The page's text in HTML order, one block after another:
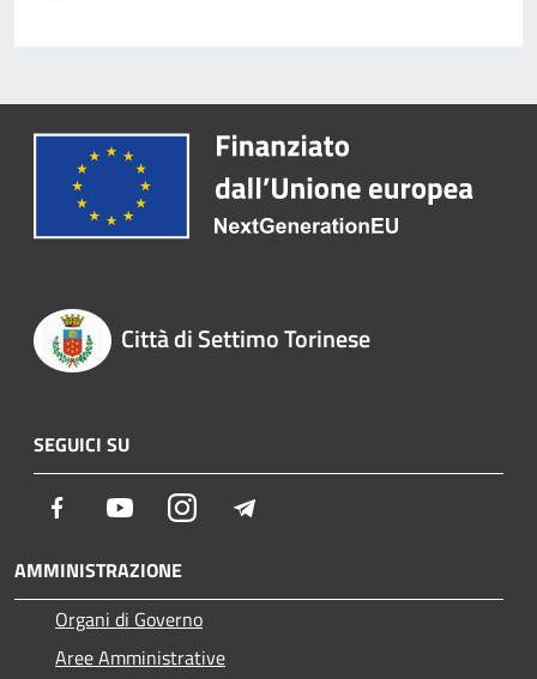
Città di Settimo Torinese
SEGUICI SU
Facebook YoutubeInstagram
AMMINISTRAZIONE
Organi di Governo
Aree Amministrative